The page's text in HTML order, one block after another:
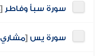
سورة سبأ وفاطر [
سورة يس [